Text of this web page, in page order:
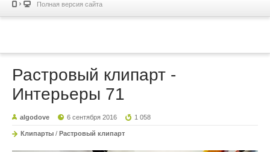
Полная версия сайта
Растровый клипарт -
Интерьеры 71
algodove 6 сентября 2016 1 058
Клипарты / Растровый клипарт